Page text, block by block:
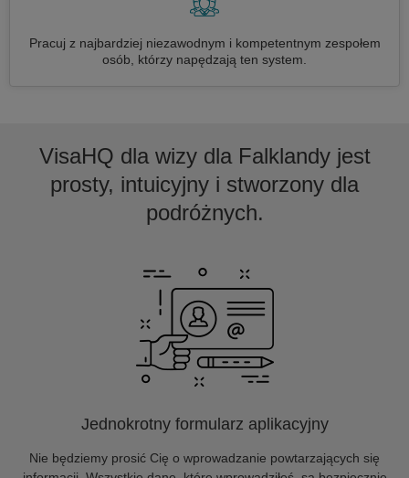
Pracuj z najbardziej niezawodnym i kompetentnym zespołem
osób, którzy napędzają ten system.
VisaHQ dla wizy dla Falklandy jest
prosty, intuicyjny i stworzony dla
podróżnych.
Jednokrotny formularz aplikacyjny
Nie będziemy prosić Cię o wprowadzanie powtarzających się